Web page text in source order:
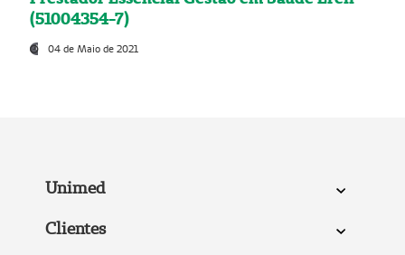
(51004354-7)
04 de Maio de 2021
Unimed
Clientes